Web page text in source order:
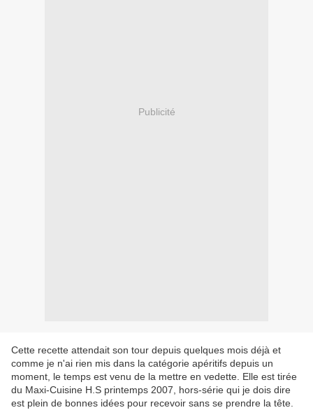
Publicité
Cette recette attendait son tour depuis quelques mois déjà et
comme je n'ai rien mis dans la catégorie apéritifs depuis un
moment, le temps est venu de la mettre en vedette. Elle est tirée
du Maxi-Cuisine H.S printemps 2007, hors-série qui je dois dire
est plein de bonnes idées pour recevoir sans se prendre la tête.